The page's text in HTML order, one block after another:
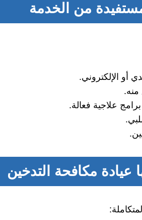
من الخدمة
أو الإلكتروني.
منه.
علاجية فعالة.
عيادة مكافحة التدخين